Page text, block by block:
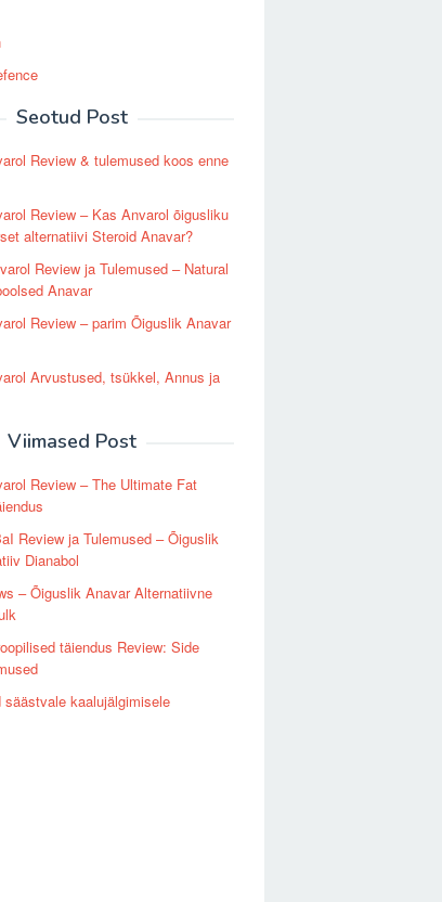
Seotud Post
Review & tulemused koos enne
Review – Kas Anvarol õigusliku
alternatiivi Steroid Anavar?
Review ja Tulemused – Natural
Anavar
Review – parim Õiguslik Anavar
Arvustused, tsükkel, Annus ja
Viimased Post
Review – The Ultimate Fat
Review ja Tulemused – Õiguslik
Dianabol
– Õiguslik Anavar Alternatiivne
täiendus Review: Side
säästvale kaalujälgimisele